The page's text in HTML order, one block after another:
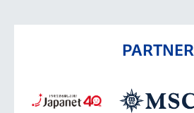
PARTNER